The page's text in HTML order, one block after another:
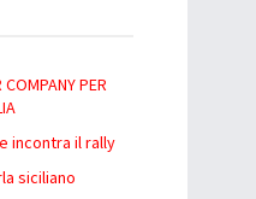
COMPANY PER
incontra il rally
siciliano